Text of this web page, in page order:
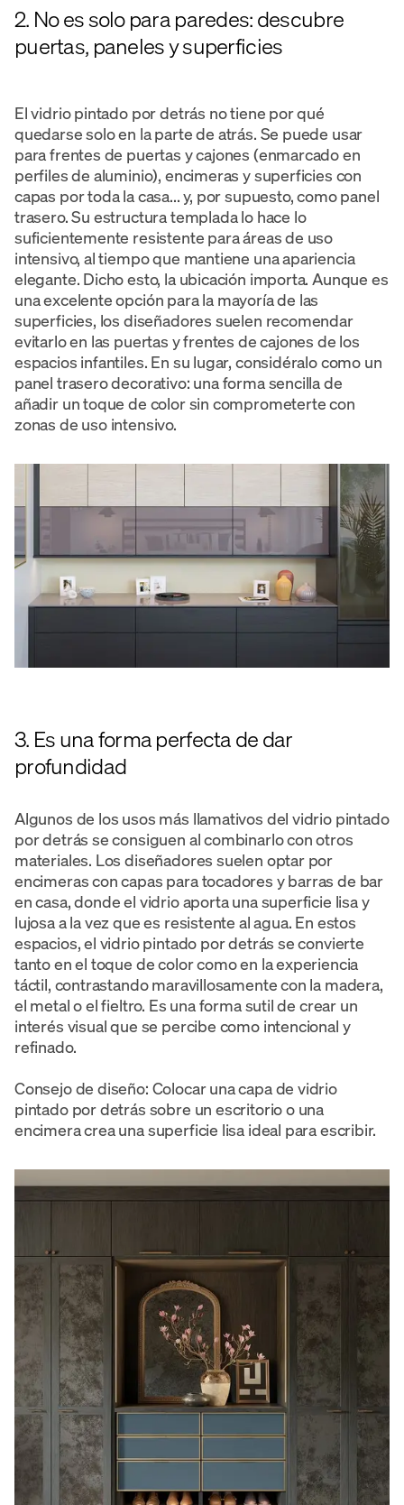
2. No es solo para paredes: descubre
puertas, paneles y superficies
El vidrio pintado por detrás no tiene por qué
quedarse solo en la parte de atrás. Se puede usar
para frentes de puertas y cajones (enmarcado en
perfiles de aluminio), encimeras y superficies con
capas por toda la casa... y, por supuesto, como panel
trasero. Su estructura templada lo hace lo
suficientemente resistente para áreas de uso
intensivo, al tiempo que mantiene una apariencia
elegante. Dicho esto, la ubicación importa. Aunque es
una excelente opción para la mayoría de las
superficies, los diseñadores suelen recomendar
evitarlo en las puertas y frentes de cajones de los
espacios infantiles. En su lugar, considéralo como un
panel trasero decorativo: una forma sencilla de
añadir un toque de color sin comprometerte con
zonas de uso intensivo.
3. Es una forma perfecta de dar
profundidad
Algunos de los usos más llamativos del vidrio pintado
por detrás se consiguen al combinarlo con otros
materiales. Los diseñadores suelen optar por
encimeras con capas para tocadores y barras de bar
en casa, donde el vidrio aporta una superficie lisa y
lujosa a la vez que es resistente al agua. En estos
espacios, el vidrio pintado por detrás se convierte
tanto en el toque de color como en la experiencia
táctil, contrastando maravillosamente con la madera,
el metal o el fieltro. Es una forma sutil de crear un
interés visual que se percibe como intencional y
refinado.
Consejo de diseño: Colocar una capa de vidrio
pintado por detrás sobre un escritorio o una
encimera crea una superficie lisa ideal para escribir.